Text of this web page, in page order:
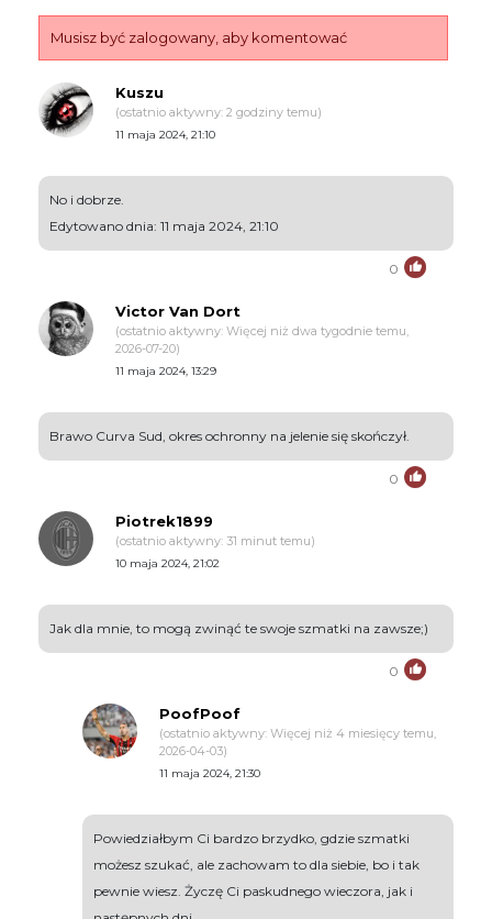
Musisz być zalogowany, aby komentować
Kuszu
(ostatnio aktywny: 2 godziny temu)
11 maja 2024, 21:10
No i dobrze.
Edytowano dnia: 11 maja 2024, 21:10
0
Victor Van Dort
(ostatnio aktywny: Więcej niż dwa tygodnie temu,
2026-07-20)
11 maja 2024, 13:29
Brawo Curva Sud, okres ochronny na jelenie się skończył.
0
Piotrek1899
(ostatnio aktywny: 31 minut temu)
10 maja 2024, 21:02
Jak dla mnie, to mogą zwinąć te swoje szmatki na zawsze;)
0
PoofPoof
(ostatnio aktywny: Więcej niż 4 miesięcy temu,
2026-04-03)
11 maja 2024, 21:30
Powiedziałbym Ci bardzo brzydko, gdzie szmatki
możesz szukać, ale zachowam to dla siebie, bo i tak
pewnie wiesz. Życzę Ci paskudnego wieczora, jak i